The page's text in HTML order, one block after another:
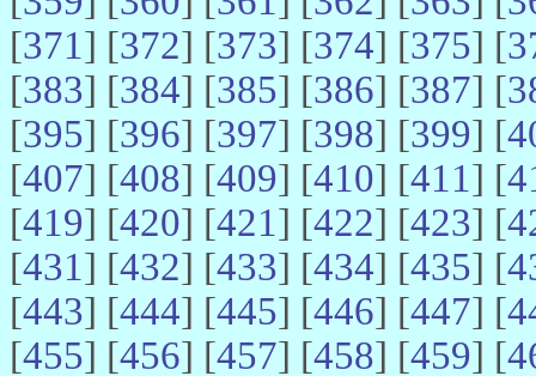
[371] [372] [373] [374] [375] [
[383] [384] [385] [386] [387] [
[395] [396] [397] [398] [399] [
[407] [408] [409] [410] [411] [
[419] [420] [421] [422] [423] [
[431] [432] [433] [434] [435] [
[443] [444] [445] [446] [447] [
[455] [456] [457] [458] [459] [